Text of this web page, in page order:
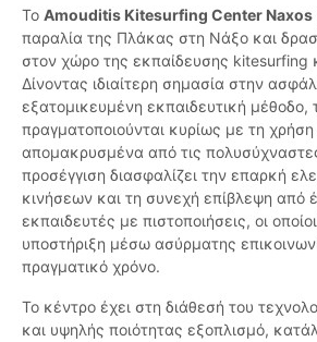
Το Amouditis Kitesurfing Center Naxos
παραλία της Πλάκας στη Νάξο και
στον χώρο της εκπαίδευσης kitesurfing
Δίνοντας ιδιαίτερη σημασία στην
εξατομικευμένη εκπαιδευτική
πραγματοποιούνται κυρίως με τη
απομακρυσμένα από τις
προσέγγιση διασφαλίζει την επαρκή
κινήσεων και τη συνεχή επίβλεψη από
εκπαιδευτές με πιστοποιήσεις, οι
υποστήριξη μέσω ασύρματης
πραγματικό χρόνο.
Το κέντρο έχει στη διάθεσή του
και υψηλής ποιότητας εξοπλισμό,